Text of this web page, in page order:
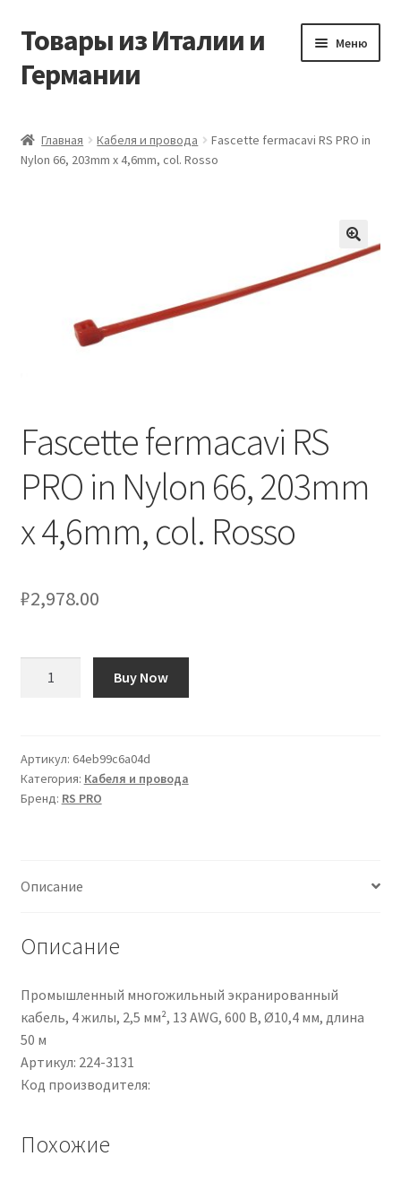
Перейти
навигации
Перейти
содержимому
Товары из Италии и
Германии
Меню
Виды доставки
Мой аккаунт
Оформление заказа
Подтверждение заказа
Скидки
Сотрудничество
Главная Кабеля и провода
Fascette fermacavi RS PRO in
Nylon 66, 203mm x 4,6mm, col. Rosso
🔍
Fascette fermacavi RS
PRO in Nylon 66, 203mm
x 4,6mm, col. Rosso
₽2,978.00
RS
PRO
in
x
col.
Rosso
Buy Now
Артикул: 64eb99c6a04d
Категория: Кабеля и провода
Бренд: RS PRO
Описание
Описание
Промышленный многожильный экранированный
кабель, 4 жилы, 2,5 мм², 13 AWG, 600 В, Ø10,4 мм, длина
50 м
Артикул: 224-3131
Код производителя:
Похожие